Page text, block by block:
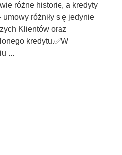
różne historie, a kredyty
różniły się jedynie
Klientów oraz
kredytu.✅W
...